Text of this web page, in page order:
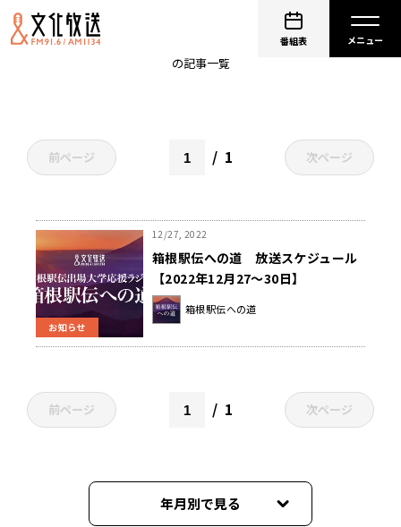
番組表
の記事一覧
前ページ 1 次ページ
お知らせ
12/27, 2022
箱根駅伝への道 放送スケジュール
【2022年12月27～30日】
箱根駅伝への道
前ページ 1 次ページ
年月別で見る